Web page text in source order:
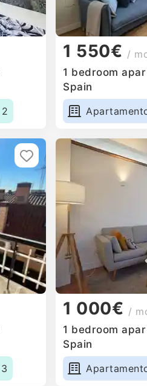
2
1 550€ /
1 bedroom
Spain
3
1 000€ /
1 bedroom
Spain